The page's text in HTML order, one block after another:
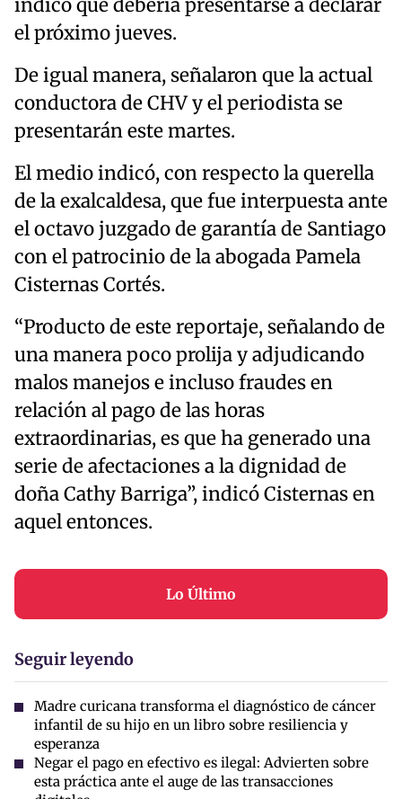
indicó que debería presentarse a declarar
el próximo jueves.
De igual manera, señalaron que la actual
conductora de CHV y el periodista se
presentarán este martes.
El medio indicó, con respecto la querella
de la exalcaldesa, que fue interpuesta ante
el octavo juzgado de garantía de Santiago
con el patrocinio de la abogada Pamela
Cisternas Cortés.
“Producto de este reportaje, señalando de
una manera poco prolija y adjudicando
malos manejos e incluso fraudes en
relación al pago de las horas
extraordinarias, es que ha generado una
serie de afectaciones a la dignidad de
doña Cathy Barriga”, indicó Cisternas en
aquel entonces.
Lo Último
Seguir leyendo
Madre curicana transforma el diagnóstico de cáncer
infantil de su hijo en un libro sobre resiliencia y
esperanza
Negar el pago en efectivo es ilegal: Advierten sobre
esta práctica ante el auge de las transacciones